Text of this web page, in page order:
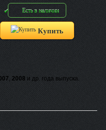
Есть в наличии
Купить
, 2008 и др. года выпуска.